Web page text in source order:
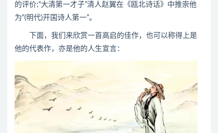
的评价;“大清第一才子”清人赵翼在《瓯北诗话》中推崇他
为“(明代)开国诗人第一”。
下面，我们来欣赏一首高启的佳作，也可以称得上是
他的代表作，亦是他的人生宣言：